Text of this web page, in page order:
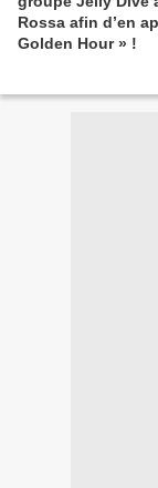
Rossa afin d’en
Golden Hour » !